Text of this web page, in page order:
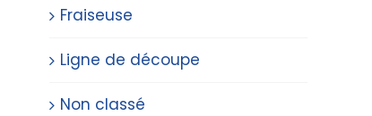
Fraiseuse
Ligne de découpe
Non classé